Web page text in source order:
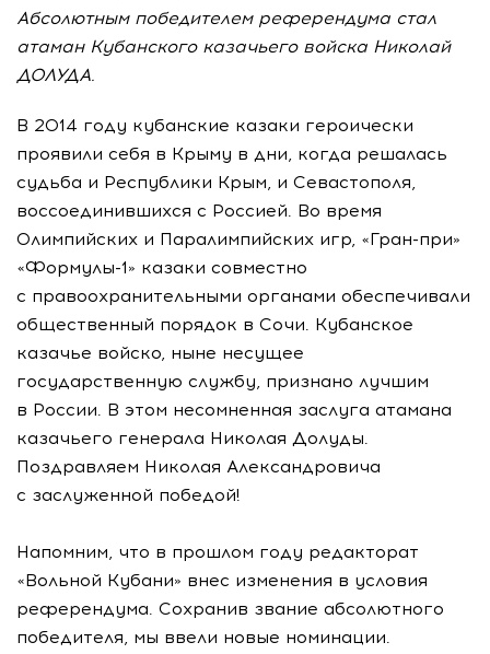
Абсолютным победителем референдума стал
атаман Кубанского казачьего войска Николай
ДОЛУДА.
В 2014 году кубанские казаки героически
проявили себя в Крыму в дни, когда решалась
судьба и Республики Крым, и Севастополя,
воссоединившихся с Россией. Во время
Олимпийских и Паралимпийских игр, «Гран-при»
«Формулы-1» казаки совместно
с правоохранительными органами обеспечивали
общественный порядок в Сочи. Кубанское
казачье войско, ныне несущее
государственную службу, признано лучшим
в России. В этом несомненная заслуга атамана
казачьего генерала Николая Долуды.
Поздравляем Николая Александровича
с заслуженной победой!
Напомним, что в прошлом году редакторат
«Вольной Кубани» внес изменения в условия
референдума. Сохранив звание абсолютного
победителя, мы ввели новые номинации.